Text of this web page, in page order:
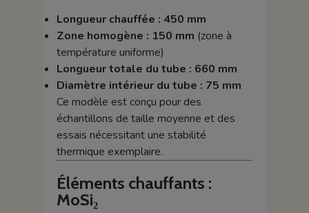
Longueur chauffée : 450 mm
Zone homogène : 150 mm (zone à
température uniforme)
Longueur totale du tube : 660 mm
Diamètre intérieur du tube : 75 mm
Ce modèle est conçu pour des
échantillons de taille moyenne et des
essais nécessitant une stabilité
thermique exemplaire.
Éléments chauffants :
MoSi₂